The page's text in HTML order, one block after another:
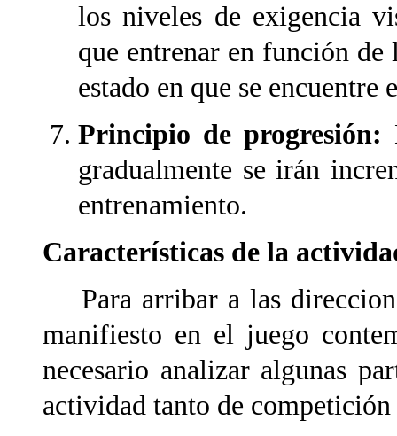
los niveles de exigencia
que entrenar en función
estado en que se encuentre
Principio de progresión:
gradualmente se irán
entrenamiento.
Características de la
Para arribar a las
manifiesto en el juego
necesario analizar algunas
actividad tanto de